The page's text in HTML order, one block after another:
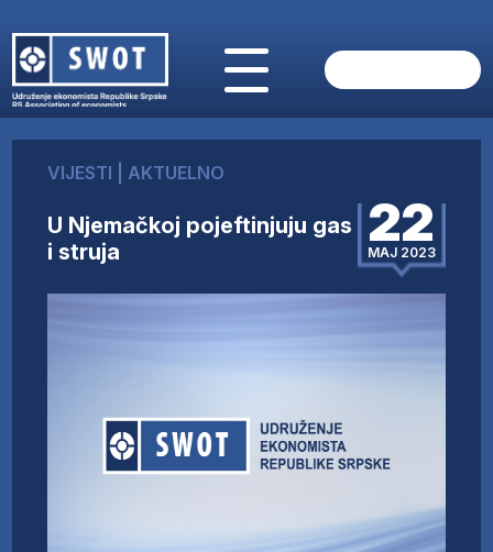
O NAMA
AKTUELNO
ANALIZE
FINANSIJE
UČLANI SE
VIJESTI AKTUELNO
U Njemačkoj pojeftinjuju gas
i struja
22
MAJ 2023